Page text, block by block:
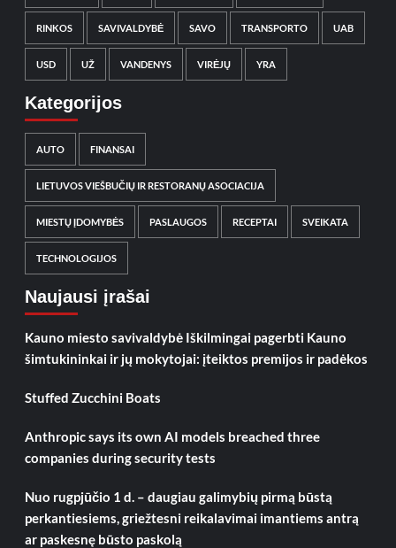
RINKOS SAVIVALDYBĖ SAVO TRANSPORTO UAB
USD UŽ VANDENYS VIRĖJŲ YRA
Kategorijos
AUTO FINANSAI
LIETUVOS VIEŠBUČIŲ IR RESTORANŲ ASOCIACIJA
MIESTŲ ĮDOMYBĖS PASLAUGOS RECEPTAI SVEIKATA
TECHNOLOGIJOS
Naujausi įrašai
Kauno miesto savivaldybė Iškilmingai pagerbti Kauno
šimtukininkai ir jų mokytojai: įteiktos premijos ir padėkos
Stuffed Zucchini Boats
Anthropic says its own AI models breached three
companies during security tests
Nuo rugpjūčio 1 d. – daugiau galimybių pirmą būstą
perkantiesiems, griežtesni reikalavimai imantiems antrą
ar paskesnę būsto paskolą